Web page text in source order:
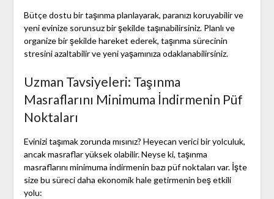
Bütçe dostu bir taşınma planlayarak, paranızı koruyabilir ve
yeni evinize sorunsuz bir şekilde taşınabilirsiniz. Planlı ve
organize bir şekilde hareket ederek, taşınma sürecinin
stresini azaltabilir ve yeni yaşamınıza odaklanabilirsiniz.
Uzman Tavsiyeleri: Taşınma
Masraflarını Minimuma İndirmenin Püf
Noktaları
Evinizi taşımak zorunda mısınız? Heyecan verici bir yolculuk,
ancak masraflar yüksek olabilir. Neyse ki, taşınma
masraflarını minimuma indirmenin bazı püf noktaları var. İşte
size bu süreci daha ekonomik hale getirmenin beş etkili
yolu: